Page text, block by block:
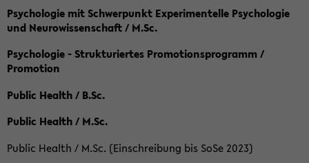
Psychologie mit Schwerpunkt Experimentelle Psychologie
und Neurowissenschaft / M.Sc.
Psychologie - Strukturiertes Promotionsprogramm /
Promotion
Public Health / B.Sc.
Public Health / M.Sc.
Public Health / M.Sc. (Einschreibung bis SoSe 2023)